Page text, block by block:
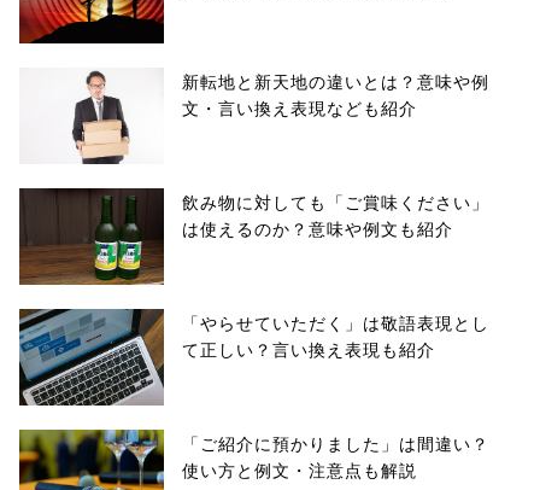
新転地と新天地の違いとは？意味や例
文・言い換え表現なども紹介
飲み物に対しても「ご賞味ください」
は使えるのか？意味や例文も紹介
「やらせていただく」は敬語表現とし
て正しい？言い換え表現も紹介
「ご紹介に預かりました」は間違い？
使い方と例文・注意点も解説